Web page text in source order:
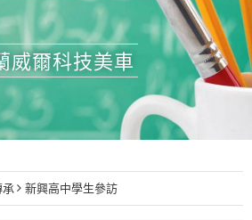
威爾科技美車
承 新興高中學生參訪